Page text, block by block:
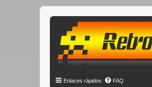
Enlaces rápidos FAQ